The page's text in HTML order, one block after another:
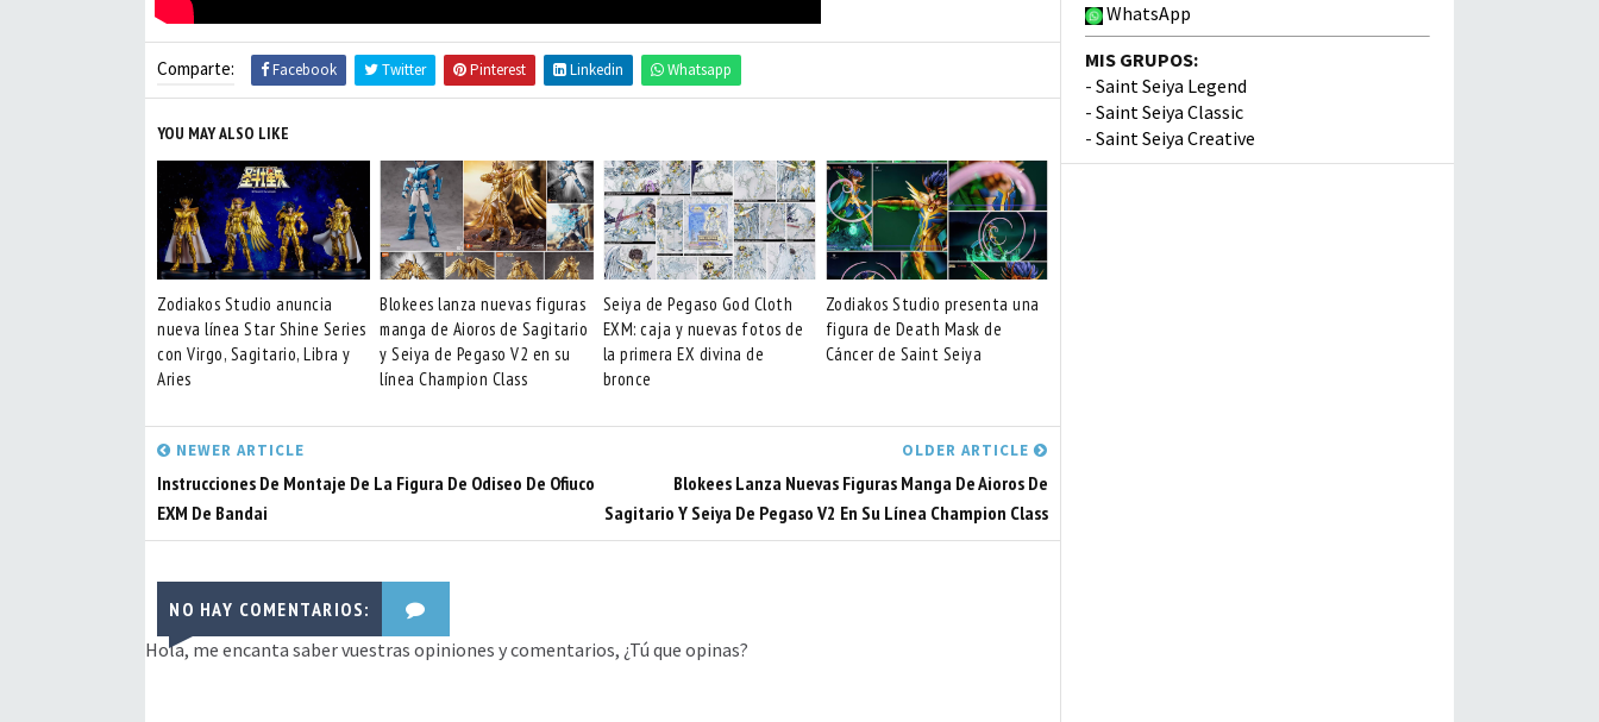
Comparte: Facebook Twitter Pinterest Linkedin Whatsapp
YOU MAY ALSO LIKE
Zodiakos Studio anuncia
nueva línea Star Shine Series
con Virgo, Sagitario, Libra y
Aries
Blokees lanza nuevas figuras
manga de Aioros de Sagitario
y Seiya de Pegaso V2 en su
línea Champion Class
Seiya de Pegaso God Cloth
EXM: caja y nuevas fotos de
la primera EX divina de
bronce
Zodiakos Studio presenta una
figura de Death Mask de
Cáncer de Saint Seiya
NEWER ARTICLE
Instrucciones De Montaje De La Figura De Odiseo De Ofiuco
EXM De Bandai
OLDER ARTICLE
Blokees Lanza Nuevas Figuras Manga De Aioros De
Sagitario Y Seiya De Pegaso V2 En Su Línea Champion Class
NO HAY COMENTARIOS:
Hola, me encanta saber vuestras opiniones y comentarios, ¿Tú que opinas?
WhatsApp
MIS GRUPOS:
- Saint Seiya Legend
- Saint Seiya Classic
- Saint Seiya Creative